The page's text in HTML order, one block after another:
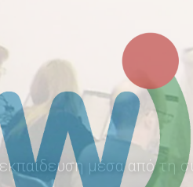
μέσα από τη